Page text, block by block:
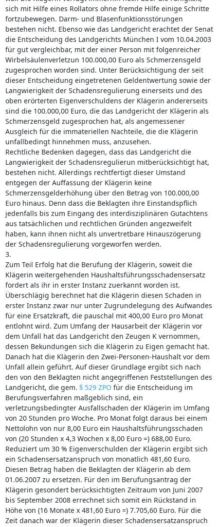
sich mit Hilfe eines Rollators ohne fremde Hilfe einige Schritte
fortzubewegen. Darm- und Blasenfunktionsstörungen
bestehen nicht. Ebenso wie das Landgericht erachtet der Senat
die Entscheidung des Landgerichts München I vom 10.04.2003
für gut vergleichbar, mit der einer Person mit folgenreicher
Wirbelsäulenverletzun 100.000,00 Euro als Schmerzensgeld
zugesprochen worden sind. Unter Berücksichtigung der seit
dieser Entscheidung eingetretenen Geldentwertung sowie der
Langwierigkeit der Schadensregulierung einerseits und des
oben erörterten Eigenverschuldens der Klägerin andererseits
sind die 100.000,00 Euro, die das Landgericht der Klägerin als
Schmerzensgeld zugesprochen hat, als angemessener
Ausgleich für die immateriellen Nachteile, die die Klägerin
unfallbedingt hinnehmen muss, anzusehen.
Rechtliche Bedenken dagegen, dass das Landgericht die
Langwierigkeit der Schadensregulierun mitberücksichtigt hat,
bestehen nicht. Allerdings rechtfertigt dieser Umstand
entgegen der Auffassung der Klägerin keine
Schmerzensgelderhöhung über den Betrag von 100.000,00
Euro hinaus. Denn dass die Beklagten ihre Einstandspflich
jedenfalls bis zum Eingang des interdisziplinären Gutachtens
aus tatsächlichen und rechtlichen Gründen angezweifelt
haben, kann ihnen nicht als unvertretbare Hinauszögerung
der Schadensregulierung vorgeworfen werden.
3.
Zum Teil Erfolg hat die Berufung der Klägerin, soweit die
Klägerin weitergehenden Haushaltsführungsschadensersatz
fordert als ihr in erster Instanz zuerkannt worden ist.
Überschlägig berechnet hat die Klägerin diesen Schaden in
erster Instanz zwar nur unter Zugrundelegung des Aufwandes
für eine Ersatzkraft, die pauschal mit 400,00 Euro pro Monat
entlohnt wird. Zum Umfang der Hausarbeit der Klägerin vor
dem Unfall hat das Landgericht den Zeugen K vernommen,
dessen Bekundungen sich die Klägerin zu Eigen gemacht hat.
Danach hat die Klägerin den Zwei-Personen-Haushalt vor dem
Unfall allein geführt. Auf dieser Grundlage ergibt sich nach
den von den Beklagten nicht angegriffenen Feststellungen des
Landgericht, die gem. § 529 ZPO für die Entscheidung im
Berufungsverfahren maßgeblich sind, ein
verletzungsbedingter Ausfallschaden der Klägerin im Umfang
von 20 Stunden pro Woche. Pro Monat folgt daraus bei einem
Nettolohn von nur 8,00 Euro ein Haushaltsführungsschaden
von (20 Stunden x 4,3 Wochen x 8,00 Euro =) 688,00 Euro.
Reduziert um 30 % Eigenverschulden der Klägerin ergibt sich
ein Schadensersatzanspruch von monatlich 481,60 Euro.
Diesen Betrag haben die Beklagten der Klägerin ab dem
01.06.2007 zu ersetzen. Für den im Berufungsantrag der
Klägerin gesondert berücksichtigten Zeitraum von Juni 2007
bis September 2008 errechnet sich somit ein Rückstand in
Höhe von (16 Monate x 481,60 Euro =) 7.705,60 Euro. Für die
Zeit danach war der Klägerin dieser Schadensersatzanspruch